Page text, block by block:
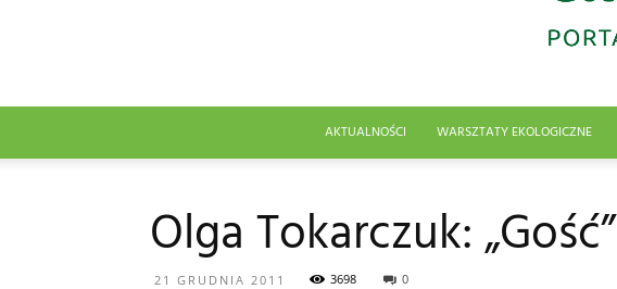
AKTUALNOŚCI WARSZTATY EKOLOGICZNE
Olga Tokarczuk: „Gość”
21 GRUDNIA 2011 3698 0